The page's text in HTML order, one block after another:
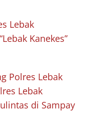
Lebak
Kanekes”
Polres Lebak
Lebak
di Sampay